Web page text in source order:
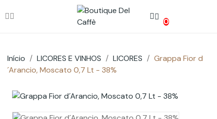
0
Início LICORES E VINHOS LICORES
Grappa Fior d
´Arancio, Moscato 0,7 Lt - 38%